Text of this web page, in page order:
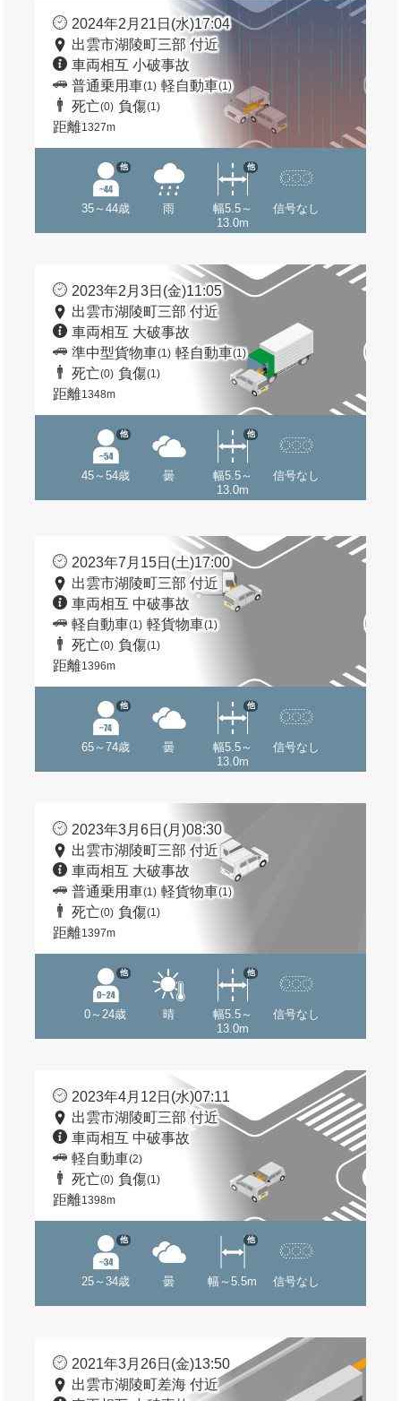
2024年2月21日(水)17:04
出雲市湖陵町三部 付近
車両相互 小破事故
普通乗用車(1) 軽自動車(1)
死亡(0) 負傷(1)
距離1327m
35～44歳
他
雨
幅5.5～
13.0m
他
信号なし
2023年2月3日(金)11:05
出雲市湖陵町三部 付近
車両相互 大破事故
準中型貨物車(1) 軽自動車(1)
死亡(0) 負傷(1)
距離1348m
45～54歳
他
曇
幅5.5～
13.0m
他
信号なし
2023年7月15日(土)17:00
出雲市湖陵町三部 付近
車両相互 中破事故
軽自動車(1) 軽貨物車(1)
死亡(0) 負傷(1)
距離1396m
65～74歳
他
曇
幅5.5～
13.0m
他
信号なし
2023年3月6日(月)08:30
出雲市湖陵町三部 付近
車両相互 大破事故
普通乗用車(1) 軽貨物車(1)
死亡(0) 負傷(1)
距離1397m
0～24歳
他
晴
幅5.5～
13.0m
他
信号なし
2023年4月12日(水)07:11
出雲市湖陵町三部 付近
車両相互 中破事故
軽自動車(2)
死亡(0) 負傷(1)
距離1398m
25～34歳
他
曇 幅～5.5m
他
信号なし
2021年3月26日(金)13:50
出雲市湖陵町差海 付近